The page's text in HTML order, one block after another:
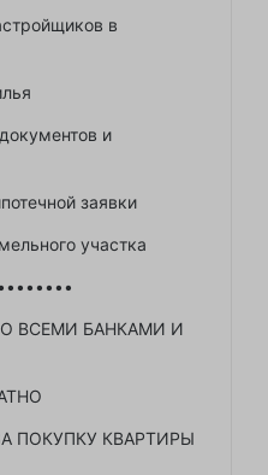
в
и
заявки
участка
ВСЕМИ БАНКАМИ И
ПОКУПКУ КВАРТИРЫ